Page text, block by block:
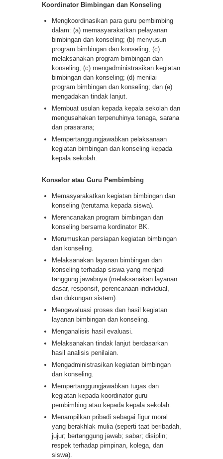
Koordinator Bimbingan dan Konseling
Mengkoordinasikan para guru pembimbing
dalam: (a) memasyarakatkan pelayanan
bimbingan dan konseling; (b) menyusun
program bimbingan dan konseling; (c)
melaksanakan program bimbingan dan
konseling; (c) mengadministrasikan kegiatan
bimbingan dan konseling; (d) menilai
program bimbingan dan konseling; dan (e)
mengadakan tindak lanjut.
Membuat usulan kepada kepala sekolah dan
mengusahakan terpenuhinya tenaga, sarana
dan prasarana;
Mempertanggungjawabkan pelaksanaan
kegiatan bimbingan dan konseling kepada
kepala sekolah.
Konselor atau Guru Pembimbing
Memasyarakatkan kegiatan bimbingan dan
konseling (terutama kepada siswa).
Merencanakan program bimbingan dan
konseling bersama kordinator BK.
Merumuskan persiapan kegiatan bimbingan
dan konseling.
Melaksanakan layanan bimbingan dan
konseling terhadap siswa yang menjadi
tanggung jawabnya (melaksanakan layanan
dasar, responsif, perencanaan individual,
dan dukungan sistem).
Mengevaluasi proses dan hasil kegiatan
layanan bimbingan dan konseling.
Menganalisis hasil evaluasi.
Melaksanakan tindak lanjut berdasarkan
hasil analisis penilaian.
Mengadministrasikan kegiatan bimbingan
dan konseling.
Mempertanggungjawabkan tugas dan
kegiatan kepada koordinator guru
pembimbing atau kepada kepala sekolah.
Menampilkan pribadi sebagai figur moral
yang berakhlak mulia (seperti taat beribadah,
jujur; bertanggung jawab; sabar; disiplin;
respek terhadap pimpinan, kolega, dan
siswa).